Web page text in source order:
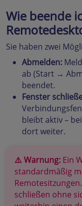
Wie beende
Sie haben zwei
Abmelden:
ab (Start →
beendet.
Fenster
bleibt aktiv –
dort weiter.
⚠️ Warnung: Ein
standardmäßig
schließen ohne